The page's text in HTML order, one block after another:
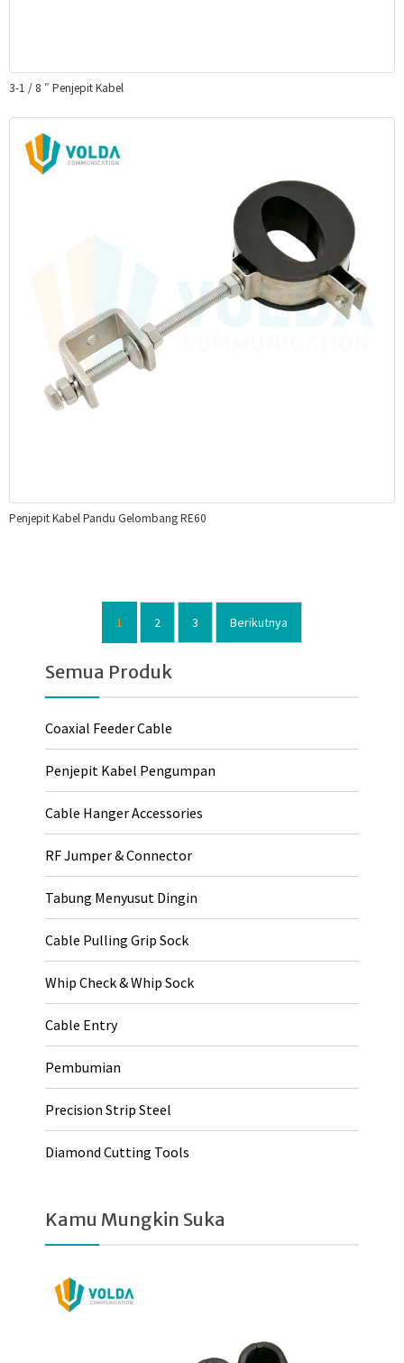
3-1 / 8 ″ Penjepit Kabel
Penjepit Kabel Pandu Gelombang RE60
pos
1 2 3 Berikutnya
Semua Produk
Coaxial Feeder Cable
Penjepit Kabel Pengumpan
Cable Hanger Accessories
RF Jumper & Connector
Tabung Menyusut Dingin
Cable Pulling Grip Sock
Whip Check & Whip Sock
Cable Entry
Pembumian
Precision Strip Steel
Diamond Cutting Tools
Kamu Mungkin Suka